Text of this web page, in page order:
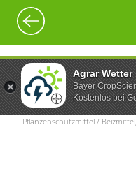
Agrar Wetter
Bayer
Kostenlos bei
Pflanzenschutzmittel /